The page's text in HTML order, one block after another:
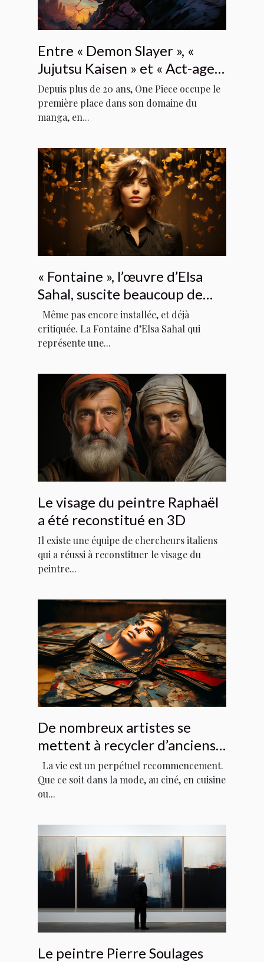
Entre « Demon Slayer », «
Jujutsu Kaisen » et « Act-age »,
quel manga va détrôner « One
Piece » de la première place ?
Depuis plus de 20 ans, One Piece occupe le
première place dans son domaine du
manga, en...
« Fontaine », l’œuvre d’Elsa
Sahal, suscite beaucoup de
polémique
Même pas encore installée, et déjà
critiquée. La Fontaine d’Elsa Sahal qui
représente une...
Le visage du peintre Raphaël
a été reconstitué en 3D
Il existe une équipe de chercheurs italiens
qui a réussi à reconstituer le visage du
peintre...
De nombreux artistes se
mettent à recycler d’anciens
tubes
La vie est un perpétuel recommencement.
Que ce soit dans la mode, au ciné, en cuisine
ou...
Le peintre Pierre Soulages